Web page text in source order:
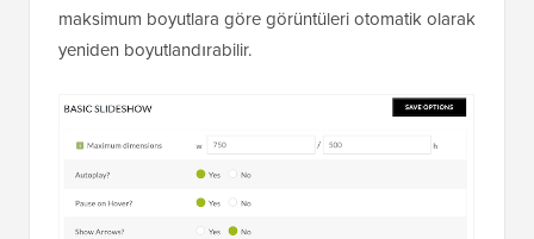
maksimum boyutlara göre görüntüleri otomatik olarak
yeniden boyutlandırabilir.